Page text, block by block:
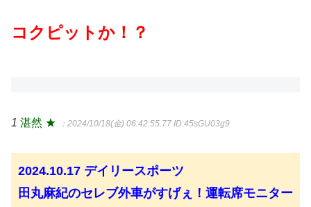
コクピットか！？
1 湛然 ★ ：2024/10/18(金) 06:42:55.77 ID:45sGU03g9
2024.10.17 デイリースポーツ
田丸麻紀のセレブ外車がすげぇ！運転席モニター